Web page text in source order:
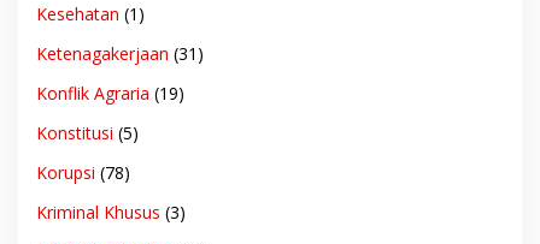
Kesehatan (1)
Ketenagakerjaan (31)
Konflik Agraria (19)
Konstitusi (5)
Korupsi (78)
Kriminal Khusus (3)